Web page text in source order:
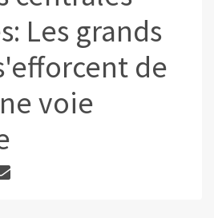
Les grands
de
voie